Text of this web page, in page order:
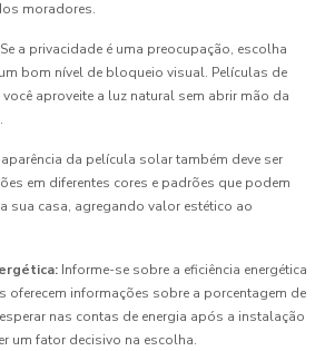
moradores.
Se a privacidade é uma preocupação, escolha
bom nível de bloqueio visual. Películas de
aproveite a luz natural sem abrir mão da
da película solar também deve ser
em diferentes cores e padrões que podem
sua casa, agregando valor estético ao
Informe-se sobre a eficiência energética
oferecem informações sobre a porcentagem de
nas contas de energia após a instalação
um fator decisivo na escolha.